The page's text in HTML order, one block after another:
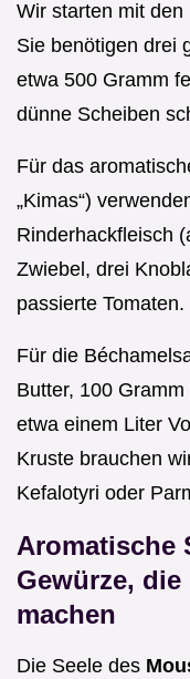
Wir starten mit
Sie benötigen drei
etwa 500 Gramm
dünne Scheiben
Für das
„Kimas“)
Rinderhackfleisch
Zwiebel, drei
passierte Tomaten.
Für die
Butter, 100
etwa einem Liter
Kruste brauchen
Kefalotyri oder
Aromatische
Gewürze,
machen
Die Seele des